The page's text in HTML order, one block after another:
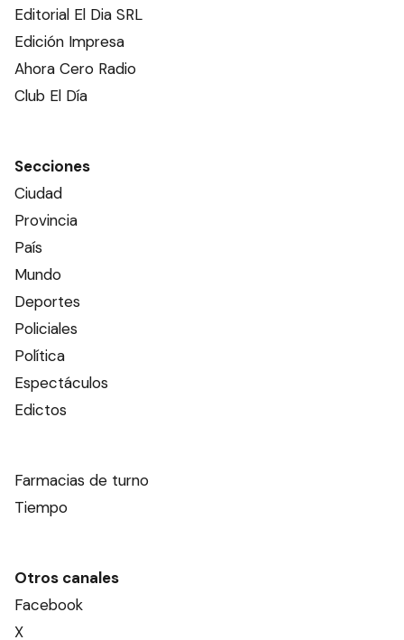
Editorial El Dia SRL
Edición Impresa
Ahora Cero Radio
Club El Día
Secciones
Ciudad
Provincia
País
Mundo
Deportes
Policiales
Política
Espectáculos
Edictos
Farmacias de turno
Tiempo
Otros canales
Facebook
X